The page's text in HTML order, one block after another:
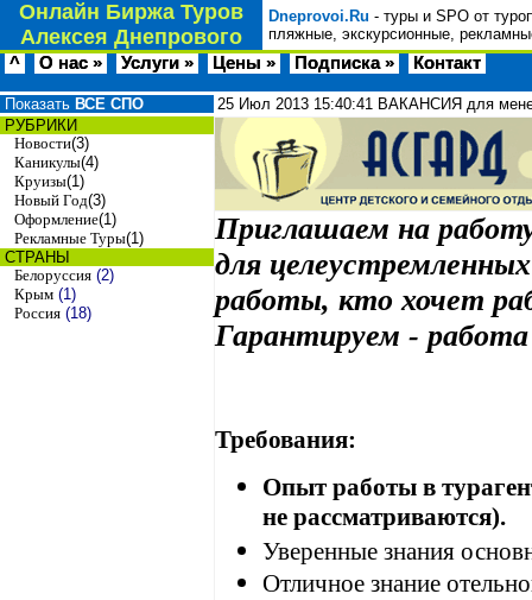
Онлайн Биржа Туров
Алексея Днепрового
Dneprovoi.Ru - туры и SPO от
пляжные, экскурсионные,
^ О нас » Услуги » Цены » Подписка » Контакт
Показать ВСЕ СПО
РУБРИКИ
Новости(3)
Каникулы(4)
Круизы(1)
Новый Год(3)
Оформление(1)
Рекламные Туры(1)
СТРАНЫ
Белоруссия (2)
Крым (1)
Россия (18)
25 Июл 2013 15:40:41 ВАКАНСИЯ для
Приглашаем на
для
работы, кто хочет
Гарантируем -
Требования:
Опыт работы в
не рассматриваются).
Уверенные знания
Отличное знание